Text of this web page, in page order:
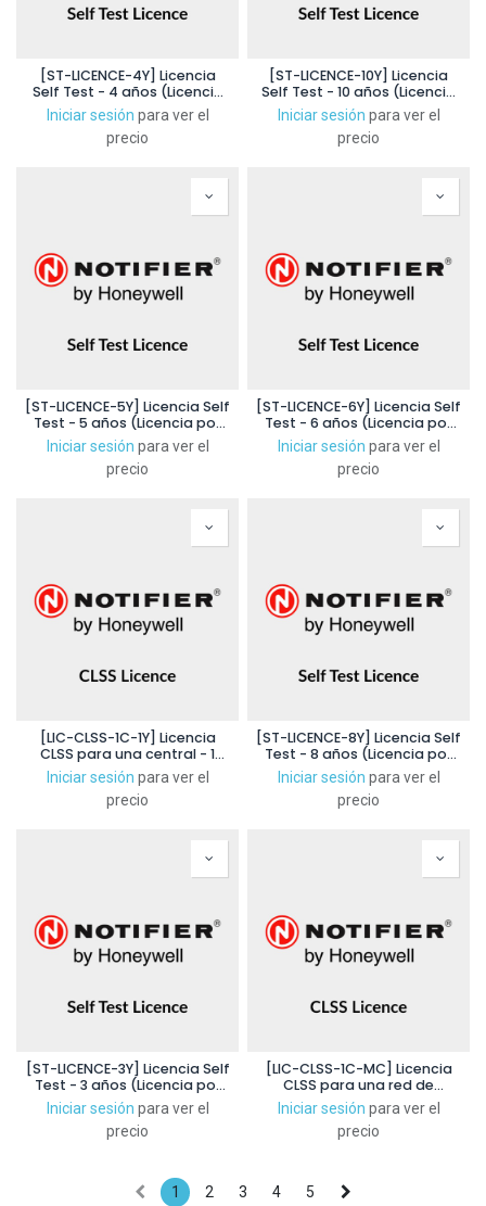
[ST-LICENCE-4Y] Licencia
Self Test - 4 años (Licencia
por detector)
Iniciar sesión para ver el
precio
[ST-LICENCE-10Y] Licencia
Self Test - 10 años (Licencia
por detector)
Iniciar sesión para ver el
precio
[ST-LICENCE-5Y] Licencia Self
Test - 5 años (Licencia por
detector)
Iniciar sesión para ver el
precio
[ST-LICENCE-6Y] Licencia Self
Test - 6 años (Licencia por
detector)
Iniciar sesión para ver el
precio
[LIC-CLSS-1C-1Y] Licencia
CLSS para una central - 1
año
Iniciar sesión para ver el
precio
[ST-LICENCE-8Y] Licencia Self
Test - 8 años (Licencia por
detector)
Iniciar sesión para ver el
precio
[ST-LICENCE-3Y] Licencia Self
Test - 3 años (Licencia por
detector)
Iniciar sesión para ver el
precio
[LIC-CLSS-1C-MC] Licencia
CLSS para una red de
multiples centrales - 1 año
Iniciar sesión para ver el
precio
1 2 3 4 5